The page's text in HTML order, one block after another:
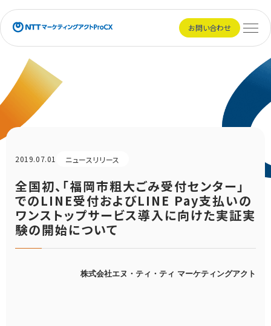
NTTマーケティングアクトProCX お問い合わせ
メニ
2019.07.01 ニュースリリース
全国初、「福岡市粗大ごみ受付センター」
でのLINE受付およびLINE Pay支払いの
ワンストップサービス導入に向けた実証実
験の開始について
株式会社エヌ・ティ・ティ マーケティングアクト